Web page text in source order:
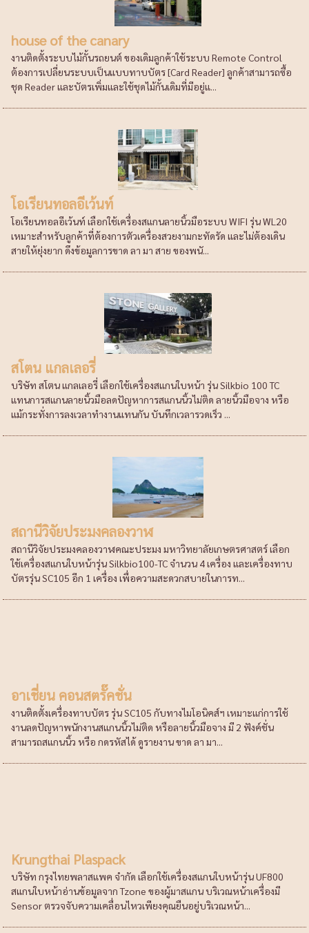
house of the canary
งานติดตั้งระบบไม้กั้นรถยนต์ ของเดิมลูกค้าใช้ระบบ Remote Control
ต้องการเปลี่ยนระบบเป็นแบบทาบบัตร [Card Reader] ลูกค้าสามารถซื้อ
ชุด Reader และบัตรเพิ่มและใช้ชุดไม้กั้นเดิมที่มีอยู่แ...
โอเรียนทอลอีเว้นท์
โอเรียนทอลอีเว้นท์ เลือกใช้เครื่องสแกนลายนิ้วมือระบบ WIFI รุ่น WL20
เหมาะสำหรับลูกค้าที่ต้องการตัวเครื่องสวยงามกะทัดรัด และไม่ต้องเดิน
สายให้ยุ่งยาก ดึงข้อมูลการขาด ลา มา สาย ของพนั...
สโตน แกลเลอรี่
บริษัท สโตน แกลเลอรี่ เลือกใช้เครื่องสแกนใบหน้า รุ่น Silkbio 100 TC
แทนการสแกนลายนิ้วมือลดปัญหาการสแกนนิ้วไม่ติด ลายนิ้วมือจาง หรือ
แม้กระทั่งการลงเวลาทำงานแทนกัน บันทึกเวลารวดเร็ว ...
สถานีวิจัยประมงคลองวาฬ
สถานีวิจัยประมงคลองวาฬคณะประมง มหาวิทยาลัยเกษตรศาสตร์ เลือก
ใช้เครื่องสแกนใบหน้ารุ่น Silkbio100-TC จำนวน 4 เครื่อง และเครื่องทาบ
บัตรรุ่น SC105 อีก 1 เครื่อง เพื่อความสะดวกสบายในการท...
อาเชี่ยน คอนสตรั๊คชั่น
งานติดตั้งเครื่องทาบบัตร รุ่น SC105 กับทางไมโอนิคส์ฯ เหมาะแก่การใช้
งานลดปัญหาพนักงานสแกนนิ้วไม่ติด หรือลายนิ้วมือจาง มี 2 ฟังค์ชั่น
สามารถสแกนนิ้ว หรือ กดรหัสได้ ดูรายงาน ขาด ลา มา...
Krungthai Plaspack
บริษัท กรุงไทยพลาสแพค จำกัด เลือกใช้เครื่องสแกนใบหน้ารุ่น UF800
สแกนใบหน้าอ่านข้อมูลจาก Tzone ของผู้มาสแกน บริเวณหน้าเครื่องมี
Sensor ตรวจจับความเคลื่อนไหวเพียงคุณยืนอยู่บริเวณหน้า...